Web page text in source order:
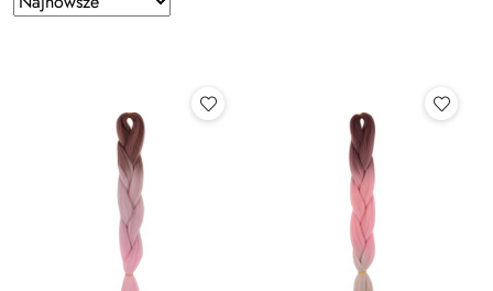
sortowanie:
według